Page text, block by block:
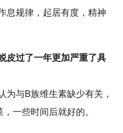
息规律，起居有度，精神
皮过了一年更加严重了具
与B族维生素缺少有关，
一些时间后就好的。